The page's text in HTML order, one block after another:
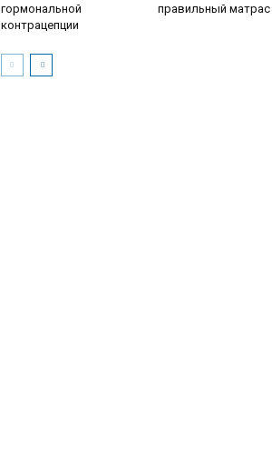
гормональной
контрацепции
правильный матрас